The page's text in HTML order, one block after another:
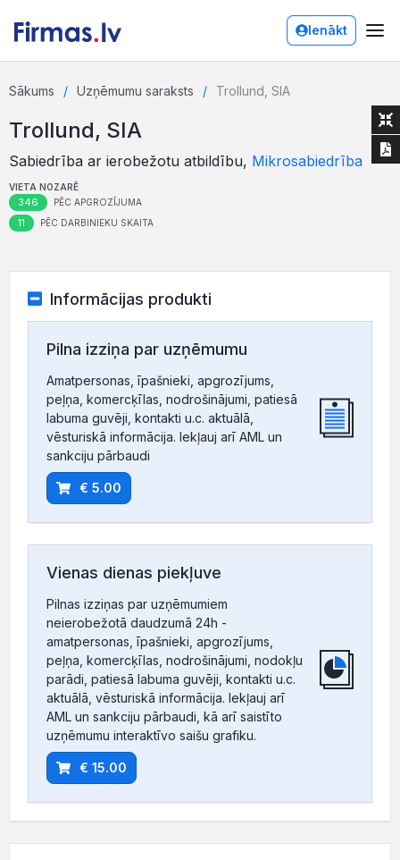
Ienākt
Sākums Uzņēmumu saraksts Trollund, SIA
Trollund, SIA
Sabiedrība ar ierobežotu atbildību, Mikrosabiedrība
VIETA NOZARĒ
346 PĒC APGROZĪJUMA
11 PĒC DARBINIEKU SKAITA
Informācijas produkti
Pilna izziņa par uzņēmumu
Amatpersonas, īpašnieki, apgrozījums,
peļņa, komercķīlas, nodrošinājumi, patiesā
labuma guvēji, kontakti u.c. aktuālā,
vēsturiskā informācija. Iekļauj arī AML un
sankciju pārbaudi
€ 5.00
Vienas dienas piekļuve
Pilnas izziņas par uzņēmumiem
neierobežotā daudzumā 24h -
amatpersonas, īpašnieki, apgrozījums,
peļņa, komercķīlas, nodrošinājumi, nodokļu
parādi, patiesā labuma guvēji, kontakti u.c.
aktuālā, vēsturiskā informācija. Iekļauj arī
AML un sankciju pārbaudi, kā arī saistīto
uzņēmumu interaktīvo saišu grafiku.
€ 15.00